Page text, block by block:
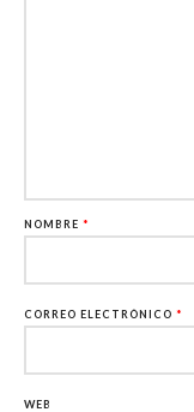
NOMBRE *
CORREO ELECTRÓNICO *
WEB